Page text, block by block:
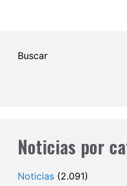
Buscar
Noticias por
Noticias (2.091)